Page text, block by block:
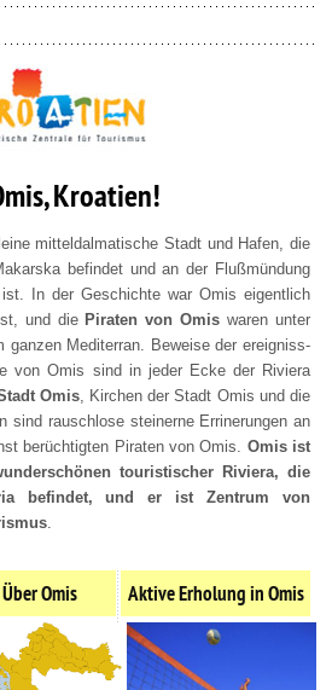
Kroatien!
mitteldalmatische Stadt und Hafen, die
befindet und an der Flußmündung
ist. In der Geschichte war Omis eigentlich
und die Piraten von Omis waren unter
ganzen Mediterran. Beweise der ereigniss-
von Omis sind in jeder Ecke der Riviera
Omis, Kirchen der Stadt Omis und die
sind rauschlose steinerne Errinerungen an
berüchtigten Piraten von Omis. Omis ist
touristischer Riviera, die
befindet, und er ist Zentrum von
Über Omis Aktive Erholung in Omis